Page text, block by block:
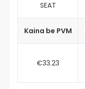
SEAT
Kaina be PVM
€33.23